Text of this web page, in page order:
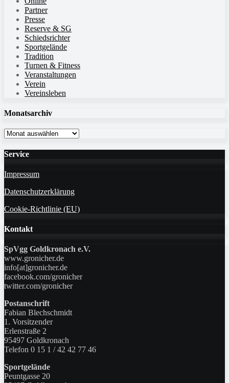
Partner
Presse
Reserve & SG
Schiedsrichter
Sportgelände
Tradition
Turnen & Fitness
Veranstaltungen
Verein
Vereinsleben
Monatsarchiv
Monatsarchiv
Service
Impressum
Datenschutzerklärung
Cookie-Richtlinie (EU)
Kontakt
SpVgg Goldkronach e.V.
www.gronicher.de
info[at]gronicher.de
facebook.com/gronicher
twitter.com/gronicher
Postanschrift
Fabian Blechschmidt
1. Vorsitzender
Erlenstraße 2
95497 Goldkronach
Telefon 0 15 1 / 42 42 77 46
Sportgelände
Peuntgasse 20